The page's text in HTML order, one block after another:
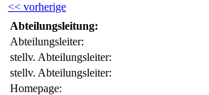
<< vorherige
Abteilungsleitung:
Abteilungsleiter:
stellv. Abteilungsleiter:
stellv. Abteilungsleiter:
Homepage: